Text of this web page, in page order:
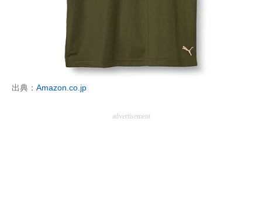
出典： Amazon.co.jp
advertisement